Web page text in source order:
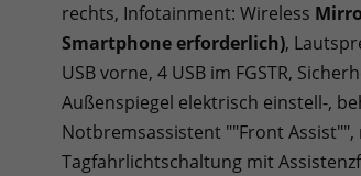
rechts, Infotainment: Wireless
Smartphone erforderlich),
USB vorne, 4 USB im FGSTR,
Außenspiegel elektrisch einstell-,
Notbremsassistent ""Front
Tagfahrlichtschaltung mit